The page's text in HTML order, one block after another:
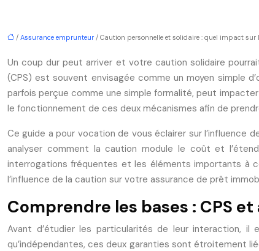
/ Assurance emprunteur / Caution personnelle et solidaire : quel impact sur
Un coup dur peut arriver et votre caution solidaire
(CPS) est souvent envisagée comme un moyen simple
parfois perçue comme une simple formalité, peut
le fonctionnement de ces deux mécanismes afin de
Ce guide a pour vocation de vous éclairer sur l’influence
analyser comment la caution module le coût et
interrogations fréquentes et les éléments importants à
l’influence de la caution sur votre assurance de prêt
Comprendre les bases : CPS
Avant d’étudier les particularités de leur interaction, il
qu’indépendantes, ces deux garanties sont étroitement